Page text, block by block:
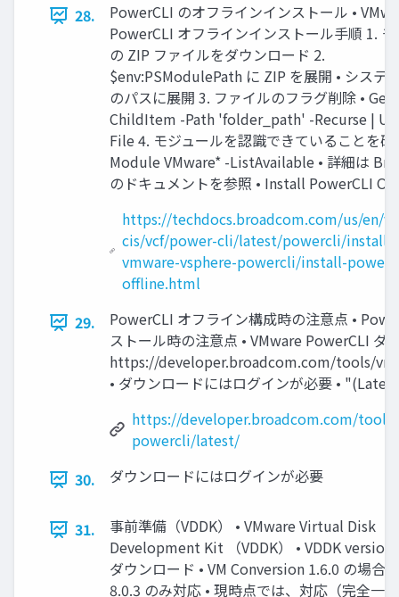
28.
PowerCLI のオフラインインストール •
PowerCLI オフラインインストール手順 1.
の ZIP ファイルをダウンロード 2.
$env:PSModulePath に ZIP を展開 • システ
のパスに展開 3. ファイルのフラグ削除 • Get-
ChildItem -Path 'folder_path' -Recurse |
File 4. モジュールを認識できていることを確
Module VMware* -ListAvailable • 詳細は
のドキュメントを参照 • Install PowerCLI
https://techdocs.broadcom.com/us/en/
cis/vcf/power-cli/latest/powercli/
vmware-vsphere-powercli/install-
offline.html
29.
PowerCLI オフライン構成時の注意点 •
ストール時の注意点 • VMware PowerCLI ダ
https://developer.broadcom.com/tools/
• ダウンロードにはログインが必要 •
https://developer.broadcom.com/
powercli/latest/
30.
ダウンロードにはログインが必要
31.
事前準備（VDDK） • VMware Virtual Disk
Development Kit （VDDK） • VDDK version
ダウンロード • VM Conversion 1.6.0 の場合
8.0.3 のみ対応 • 現時点では、対応（完全一